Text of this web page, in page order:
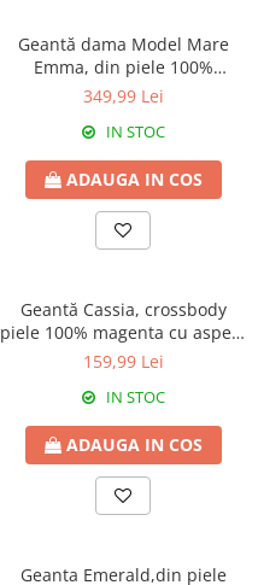
Geantă dama Model Mare
Emma, din piele 100%
naturala ,roz prafuit,8008
349,99 Lei
IN STOC
ADAUGA IN COS
Geantă Cassia, crossbody
piele 100% magenta cu aspect
matlasat 8167
159,99 Lei
IN STOC
ADAUGA IN COS
Geanta Emerald,din piele